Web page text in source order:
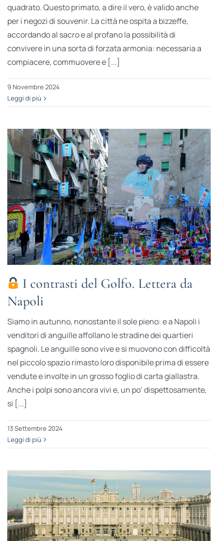
quadrato. Questo primato, a dire il vero, è valido anche
per i negozi di souvenir. La città ne ospita a bizzeffe,
accordando al sacro e al profano la possibilità di
convivere in una sorta di forzata armonia: necessaria a
compiacere, commuovere e [...]
9 Novembre 2024
Leggi di più
I contrasti del Golfo. Lettera da
Napoli
Siamo in autunno, nonostante il sole pieno: e a Napoli i
venditori di anguille affollano le stradine dei quartieri
spagnoli. Le anguille sono vive e si muovono con difficoltà
nel piccolo spazio rimasto loro disponibile prima di essere
vendute e involte in un grosso foglio di carta giallastra.
Anche i polpi sono ancora vivi e, un po’ dispettosamente,
si [...]
13 Settembre 2024
Leggi di più